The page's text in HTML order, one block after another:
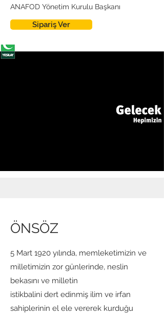
ANAFOD Yönetim Kurulu Başkanı
Sipariş Ver
ÖNSÖZ
5 Mart 1920 yılında, memleketimizin ve
milletimizin zor günlerinde, neslin
bekasını ve milletin
istikbalini dert edinmiş ilim ve irfan
sahiplerinin el ele vererek kurduğu